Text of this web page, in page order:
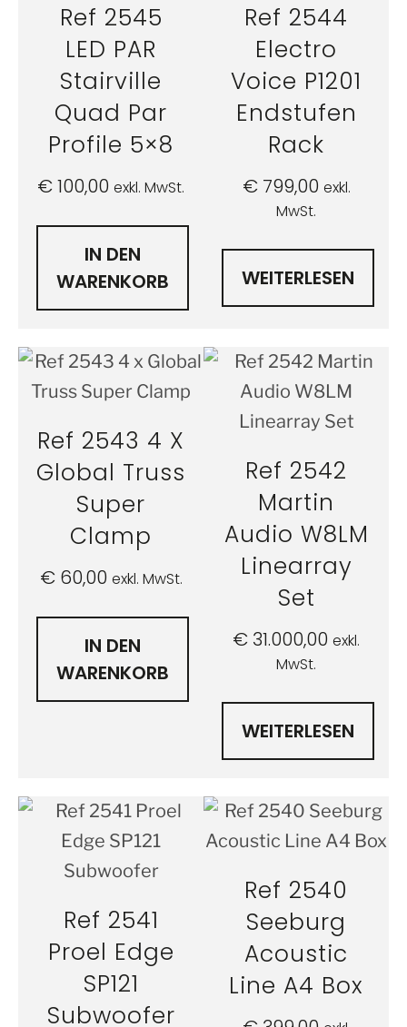
Ref 2545
LED PAR
Stairville
Quad Par
Profile 5×8
€100,00 exkl. MwSt.
IN DEN
WARENKORB
Ref 2544
Electro
Voice P1201
Endstufen
Rack
€799,00 exkl.
MwSt.
WEITERLESEN
Ref 2543 4 X
Global Truss
Super
Clamp
€60,00 exkl. MwSt.
IN DEN
WARENKORB
Ref 2542
Martin
Audio W8LM
Linearray
Set
€ 31.000,00 exkl.
MwSt.
WEITERLESEN
Ref 2541
Proel Edge
SP121
Subwoofer
Ref 2540
Seeburg
Acoustic
Line A4 Box